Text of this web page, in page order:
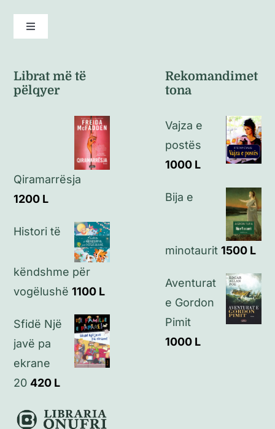
Toggle
Politikat e kthimeve
Politikat e privatësisë
Librat më të
pëlqyer
Qiramarrësja
1200 L
Histori të
këndshme për
vogëlushë 1100 L
Sfidë Një
javë pa
ekrane
20 420 L
Rekomandimet
tona
Vajza e
postës
1000 L
Bija e
minotaurit 1500 L
Aventurat
e Gordon
Pimit
1000 L